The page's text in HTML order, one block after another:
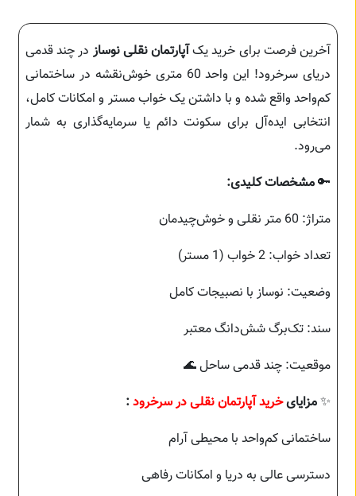
آخرین فرصت برای خرید یکآپارتمان نقلی نوساز در چند قدمی
دریای سرخرود! این واحد 60 متری خوش‌نقشه در ساختمانی
کم‌واحد واقع شده و با داشتن یک خواب مستر و امکانات کامل،
انتخابی ایده‌آل برای سکونت دائم یا سرمایه‌گذاری به شمار
می‌رود.
🔑مشخصات کلیدی:
متراژ: 60 متر نقلی و خوش‌چیدمان
تعداد خواب: 2 خواب (1 مستر)
وضعیت: نوساز با نصبیجات کامل
سند: تک‌برگ شش‌دانگ معتبر
موقعیت: چند قدمی ساحل 🌊
✨مزایایخرید آپارتمان نقلی در سرخرود:
ساختمانی کم‌واحد با محیطی آرام
دسترسی عالی به دریا و امکانات رفاهی